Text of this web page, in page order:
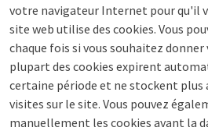
votre navigateur Internet pour qu'il
site web utilise des cookies. Vous
chaque fois si vous souhaitez
plupart des cookies expirent
certaine période et ne stockent plus
visites sur le site. Vous pouvez
manuellement les cookies avant la